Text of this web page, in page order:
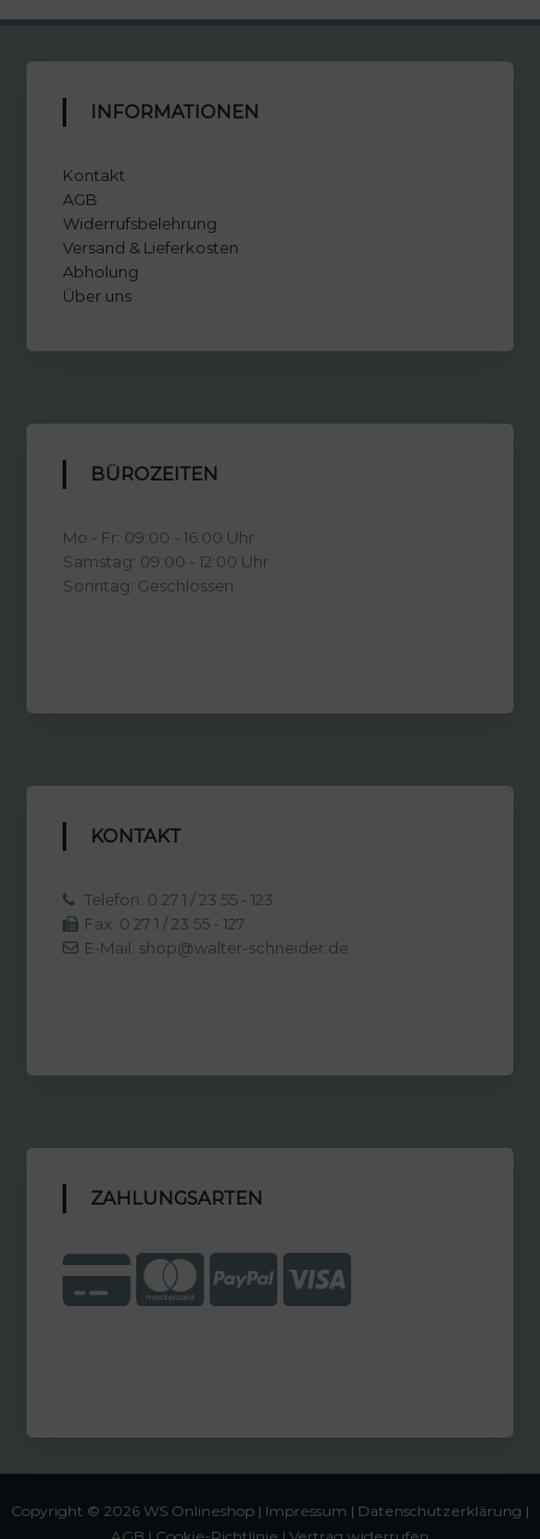
INFORMATIONEN
Kontakt
AGB
Widerrufsbelehrung
Versand & Lieferkosten
Abholung
Über uns
BÜROZEITEN
Mo - Fr: 09:00 - 16:00 Uhr
Samstag: 09:00 - 12:00 Uhr
Sonntag: Geschlossen
KONTAKT
Telefon: 0 27 1 / 23 55 - 123
Fax: 0 27 1 / 23 55 - 127
E-Mail: shop@walter-schneider.de
ZAHLUNGSARTEN
Copyright © 2026 WS Onlineshop | Impressum | Datenschutzerklärung |